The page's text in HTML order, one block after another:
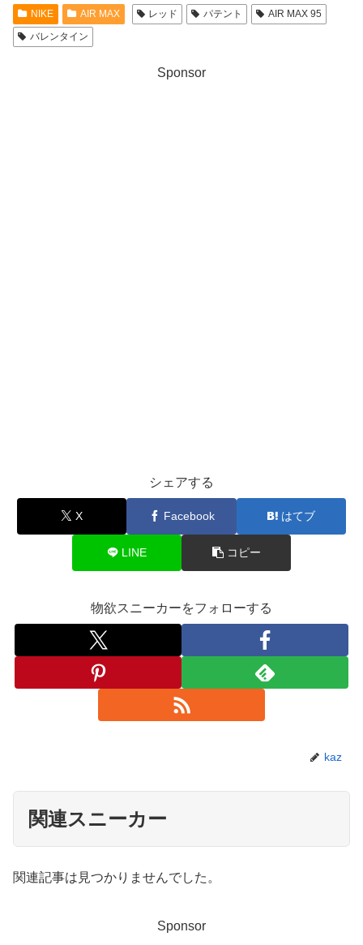
NIKE AIR MAX レッド パテント
AIR MAX 95
バレンタイン
Sponsor
シェアする
X Facebook はてブ
LINE コピー
物欲スニーカーをフォローする
kaz
関連スニーカー
関連記事は見つかりませんでした。
Sponsor